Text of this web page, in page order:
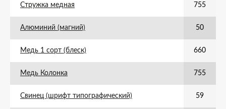
Стружка медная 755
Алюминий (магний) 50
Медь 1 сорт (блеск) 660
Медь Колонка 755
Свинец (шрифт типографический) 59